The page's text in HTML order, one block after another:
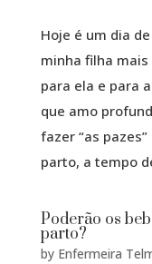
Hoje é um dia
minha filha
para ela e para
que amo
fazer “as
parto, a tempo
Poderão os
parto?
by Enfermeira